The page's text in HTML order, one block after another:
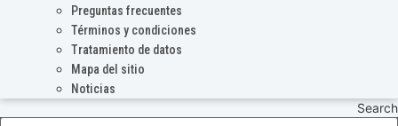
Preguntas frecuentes
Términos y condiciones
Tratamiento de datos
Mapa del sitio
Noticias
Search